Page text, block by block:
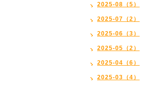
2025-08（5）
2025-07（2）
2025-06（3）
2025-05（2）
2025-04（6）
2025-03（4）